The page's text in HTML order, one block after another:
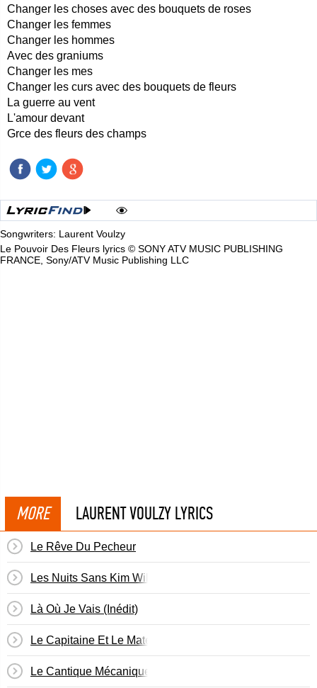
Changer les choses avec des bouquets de roses
Changer les femmes
Changer les hommes
Avec des graniums
Changer les mes
Changer les curs avec des bouquets de fleurs
La guerre au vent
L'amour devant
Grce des fleurs des champs
Songwriters: Laurent Voulzy
Le Pouvoir Des Fleurs lyrics © SONY ATV MUSIC PUBLISHING
FRANCE, Sony/ATV Music Publishing LLC
MORE LAURENT VOULZY LYRICS
Le Rêve Du Pecheur
Les Nuits Sans Kim Wilde
Là Où Je Vais (Inédit)
Le Capitaine Et Le Matelot
Le Cantique Mécanique